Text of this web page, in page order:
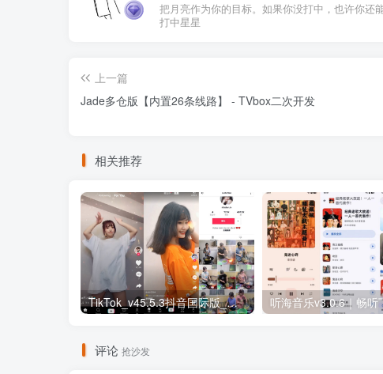
把月亮作为你的目标。如果你没打中，也许你还
打中星星
上一篇
Jade多仓版【内置26条线路】 - TVbox二次开发
相关推荐
TikTok_v45.5.3抖音国际版_免拔卡解锁全球版
评论 抢沙发